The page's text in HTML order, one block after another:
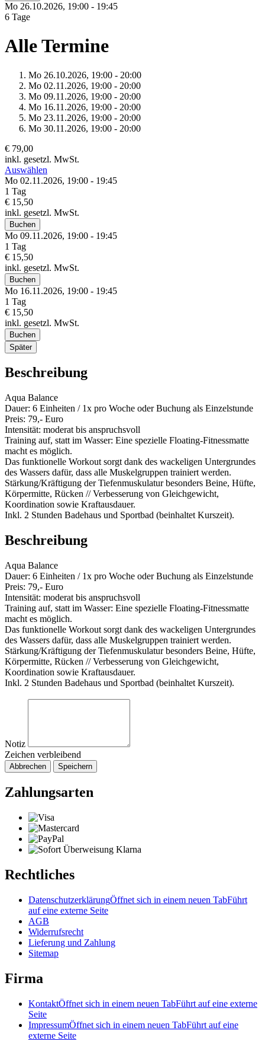
Mo 26.10.2026, 19:00 - 19:45
6 Tage
Alle Termine
Mo 26.10.2026, 19:00 - 20:00
Mo 02.11.2026, 19:00 - 20:00
Mo 09.11.2026, 19:00 - 20:00
Mo 16.11.2026, 19:00 - 20:00
Mo 23.11.2026, 19:00 - 20:00
Mo 30.11.2026, 19:00 - 20:00
€ 79,00
inkl. gesetzl. MwSt.
Auswählen
Mo 02.11.2026, 19:00 - 19:45
1 Tag
€ 15,50
inkl. gesetzl. MwSt.
Buchen
Mo 09.11.2026, 19:00 - 19:45
1 Tag
€ 15,50
inkl. gesetzl. MwSt.
Buchen
Mo 16.11.2026, 19:00 - 19:45
1 Tag
€ 15,50
inkl. gesetzl. MwSt.
Buchen
Später
Beschreibung
Aqua Balance
Dauer: 6 Einheiten / 1x pro Woche oder Buchung als Einzelstunde
Preis: 79,- Euro
Intensität: moderat bis anspruchsvoll
Training auf, statt im Wasser: Eine spezielle Floating-Fitnessmatte
macht es möglich.
Das funktionelle Workout sorgt dank des wackeligen Untergrundes
des Wassers dafür, dass alle Muskelgruppen trainiert werden.
Stärkung/Kräftigung der Tiefenmuskulatur besonders Beine, Hüfte,
Körpermitte, Rücken // Verbesserung von Gleichgewicht,
Koordination sowie Kraftausdauer.
Inkl. 2 Stunden Badehaus und Sportbad (beinhaltet Kurszeit).
Beschreibung
Aqua Balance
Dauer: 6 Einheiten / 1x pro Woche oder Buchung als Einzelstunde
Preis: 79,- Euro
Intensität: moderat bis anspruchsvoll
Training auf, statt im Wasser: Eine spezielle Floating-Fitnessmatte
macht es möglich.
Das funktionelle Workout sorgt dank des wackeligen Untergrundes
des Wassers dafür, dass alle Muskelgruppen trainiert werden.
Stärkung/Kräftigung der Tiefenmuskulatur besonders Beine, Hüfte,
Körpermitte, Rücken // Verbesserung von Gleichgewicht,
Koordination sowie Kraftausdauer.
Inkl. 2 Stunden Badehaus und Sportbad (beinhaltet Kurszeit).
Notiz
Zeichen verbleibend
Abbrechen Speichern
Zahlungsarten
Rechtliches
DatenschutzerklärungÖffnet sich in einem neuen TabFührt
auf eine externe Seite
AGB
Widerrufsrecht
Lieferung und Zahlung
Sitemap
Firma
KontaktÖffnet sich in einem neuen TabFührt auf eine externe
Seite
ImpressumÖffnet sich in einem neuen TabFührt auf eine
externe Seite